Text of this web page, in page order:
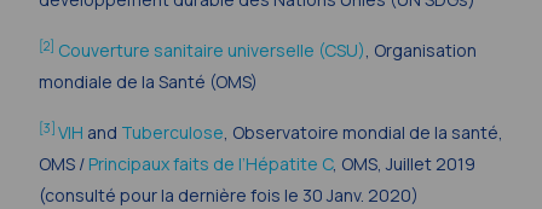
[2] Couverture sanitaire universelle (CSU), Organisation
mondiale de la Santé (OMS)
[3] VIH and Tuberculose, Observatoire mondial de la santé,
OMS / Principaux faits de l’Hépatite C, OMS, Juillet 2019
(consulté pour la dernière fois le 30 Janv. 2020)